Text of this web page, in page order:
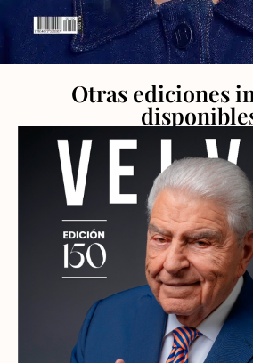
Otras ediciones